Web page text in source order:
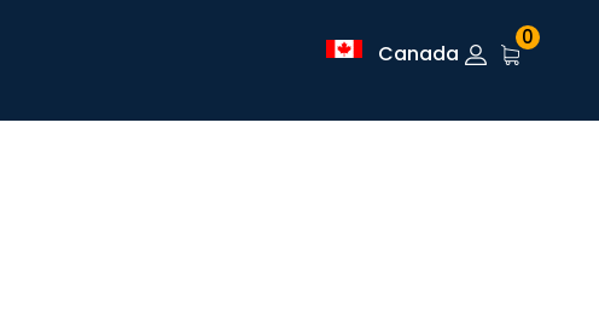
Canada
0